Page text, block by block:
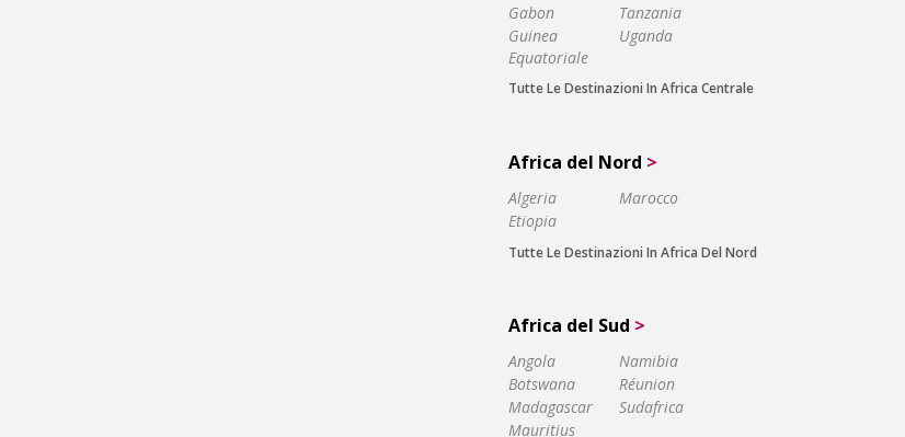
Gabon
Guinea
Equatoriale
Tanzania
Uganda
Tutte Le Destinazioni In Africa Centrale
Africa del Nord >
Algeria
Etiopia
Marocco
Tutte Le Destinazioni In Africa Del Nord
Africa del Sud >
Angola
Botswana
Madagascar
Mauritius
Namibia
Réunion
Sudafrica